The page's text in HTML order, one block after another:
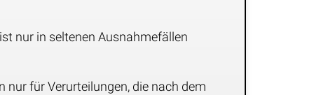
nur in seltenen Ausnahmefällen
nur für Verurteilungen, die nach dem